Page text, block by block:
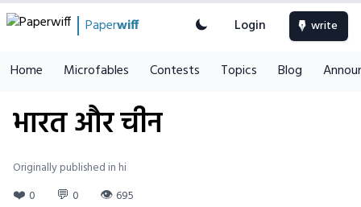
Paperwiff Login write
Home Microfables Contests Topics Blog
भारत और चीन
Originally published in hi
❤️ 0 💬 0 👁 695